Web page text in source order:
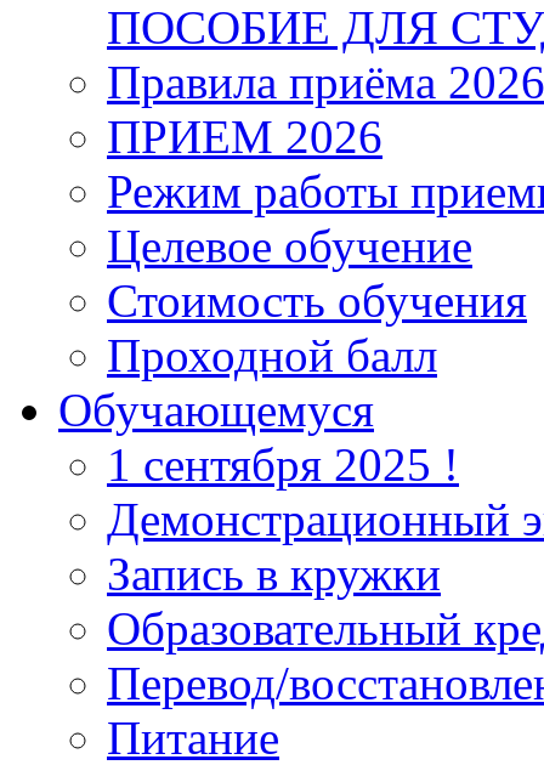
ПОСОБИЕ ДЛЯ
Правила приёма 2026
ПРИЕМ 2026
Режим работы
Целевое обучение
Стоимость обучения
Проходной балл
Обучающемуся
1 сентября 2025 !
Демонстрационный
Запись в кружки
Образовательный
Перевод/
Питание